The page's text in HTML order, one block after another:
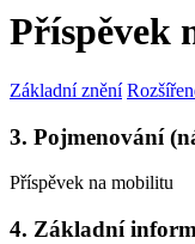
Příspěvek
Základní znění
3. Pojmenování
Příspěvek na mobilitu
4. Základní